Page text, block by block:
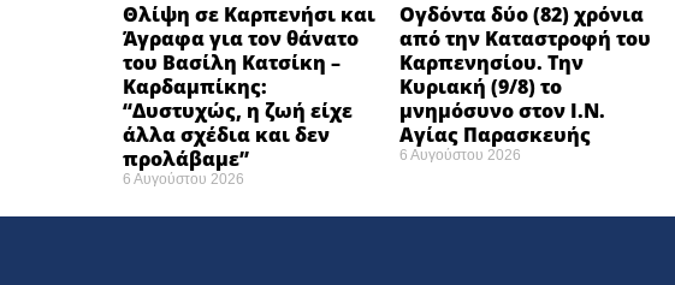
Θλίψη σε Καρπενήσι και
Άγραφα για τον θάνατο
του Βασίλη Κατσίκη –
Καρδαμπίκης:
“Δυστυχώς, η ζωή είχε
άλλα σχέδια και δεν
προλάβαμε”
6 Αυγούστου 2026
Ογδόντα δύο (82) χρόνια
από την Καταστροφή του
Καρπενησίου. Την
Κυριακή (9/8) το
μνημόσυνο στον Ι.Ν.
Αγίας Παρασκευής
6 Αυγούστου 2026